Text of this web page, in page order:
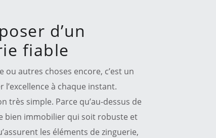
d’un
fiable
ou autres choses encore, c’est un
à chaque instant.
très simple. Parce qu’au-dessus de
bien immobilier qui soit robuste et
les éléments de zinguerie,